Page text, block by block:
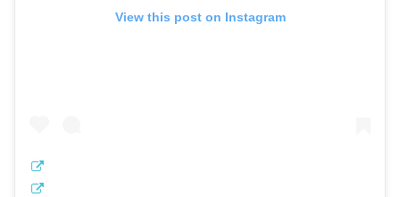
View this post on Instagram